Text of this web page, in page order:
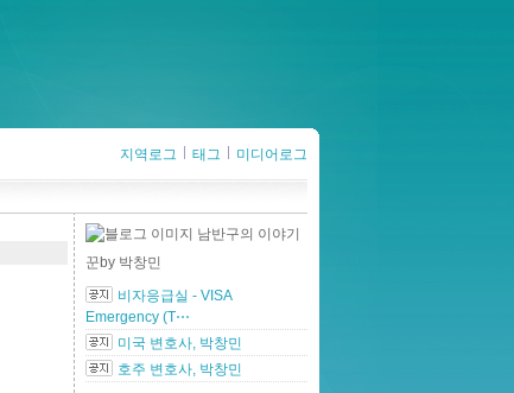
지역로그 태그 미디어로그
남반구의 이야기
꾼by 박창민
비자응급실 - VISA
Emergency (T⋯
미국 변호사, 박창민
호주 변호사, 박창민